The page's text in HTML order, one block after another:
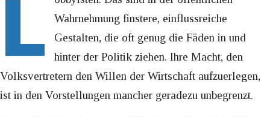
L
Wahrnehmung finstere, einflussreiche
Gestalten, die oft genug die Fäden in und
hinter der Politik ziehen. Ihre Macht, den
Volksvertretern den Willen der Wirtschaft aufzuerlegen,
ist in den Vorstellungen mancher geradezu unbegrenzt.